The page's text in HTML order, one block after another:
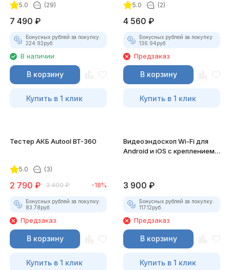
5.0 (29)
7 490 ₽
Бонусных рублей за покупку:
224.92руб.
В наличии
В корзину
Купить в 1 клик
5.0 (2)
4 560 ₽
Бонусных рублей за покупку:
136.94руб.
Предзаказ
В корзину
Купить в 1 клик
Тестер АКБ Autool BT-360
5.0 (3)
2 790 ₽ 3 400 ₽ -18%
Бонусных рублей за покупку:
83.78руб.
Предзаказ
В корзину
Купить в 1 клик
Видеоэндоскоп Wi-Fi для
Android и iOS с креплением
3 900 ₽
Бонусных рублей за покупку:
117.12руб.
Предзаказ
В корзину
Купить в 1 клик